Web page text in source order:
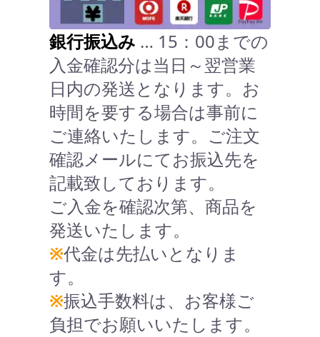
銀行振込み … 15：00までの
入金確認分は当日～翌営業
日内の発送となります。お
時間を要する場合は事前に
ご連絡いたします。ご注文
確認メールにてお振込先を
記載致しております。
ご入金を確認次第、商品を
発送いたします。
※代金は先払いとなりま
す。
※振込手数料は、お客様ご
負担でお願いいたします。